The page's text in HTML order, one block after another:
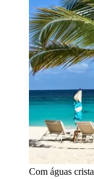
Com águas